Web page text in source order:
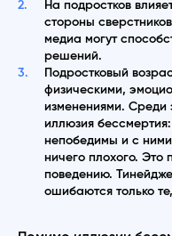
На подростков
стороны
медиа могут
решений.
Подростковый
физическими,
изменениями. Среди
иллюзия
непобедимы и с ними
ничего плохого. Это
поведению.
ошибаются только